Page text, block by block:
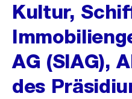
Kultur,
AG (SIAG),
des